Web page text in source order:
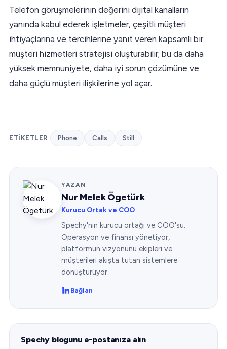
Telefon görüşmelerinin değerini dijital kanalların
yanında kabul ederek işletmeler, çeşitli müşteri
ihtiyaçlarına ve tercihlerine yanıt veren kapsamlı bir
müşteri hizmetleri stratejisi oluşturabilir; bu da daha
yüksek memnuniyete, daha iyi sorun çözümüne ve
daha güçlü müşteri ilişkilerine yol açar.
ETIKETLER Phone Calls Still
YAZAN
Nur Melek Ögetürk
Kurucu Ortak ve COO
Spechy'nin kurucu ortağı ve COO'su.
Operasyon ve finansı yönetiyor,
platformun vizyonunu ekipleri ve
müşterileri akışta tutan sistemlere
dönüştürüyor.
Bağlan
Spechy blogunu e-postanıza alın